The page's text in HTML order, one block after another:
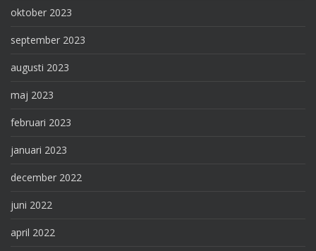
oktober 2023
september 2023
augusti 2023
maj 2023
februari 2023
januari 2023
december 2022
juni 2022
april 2022